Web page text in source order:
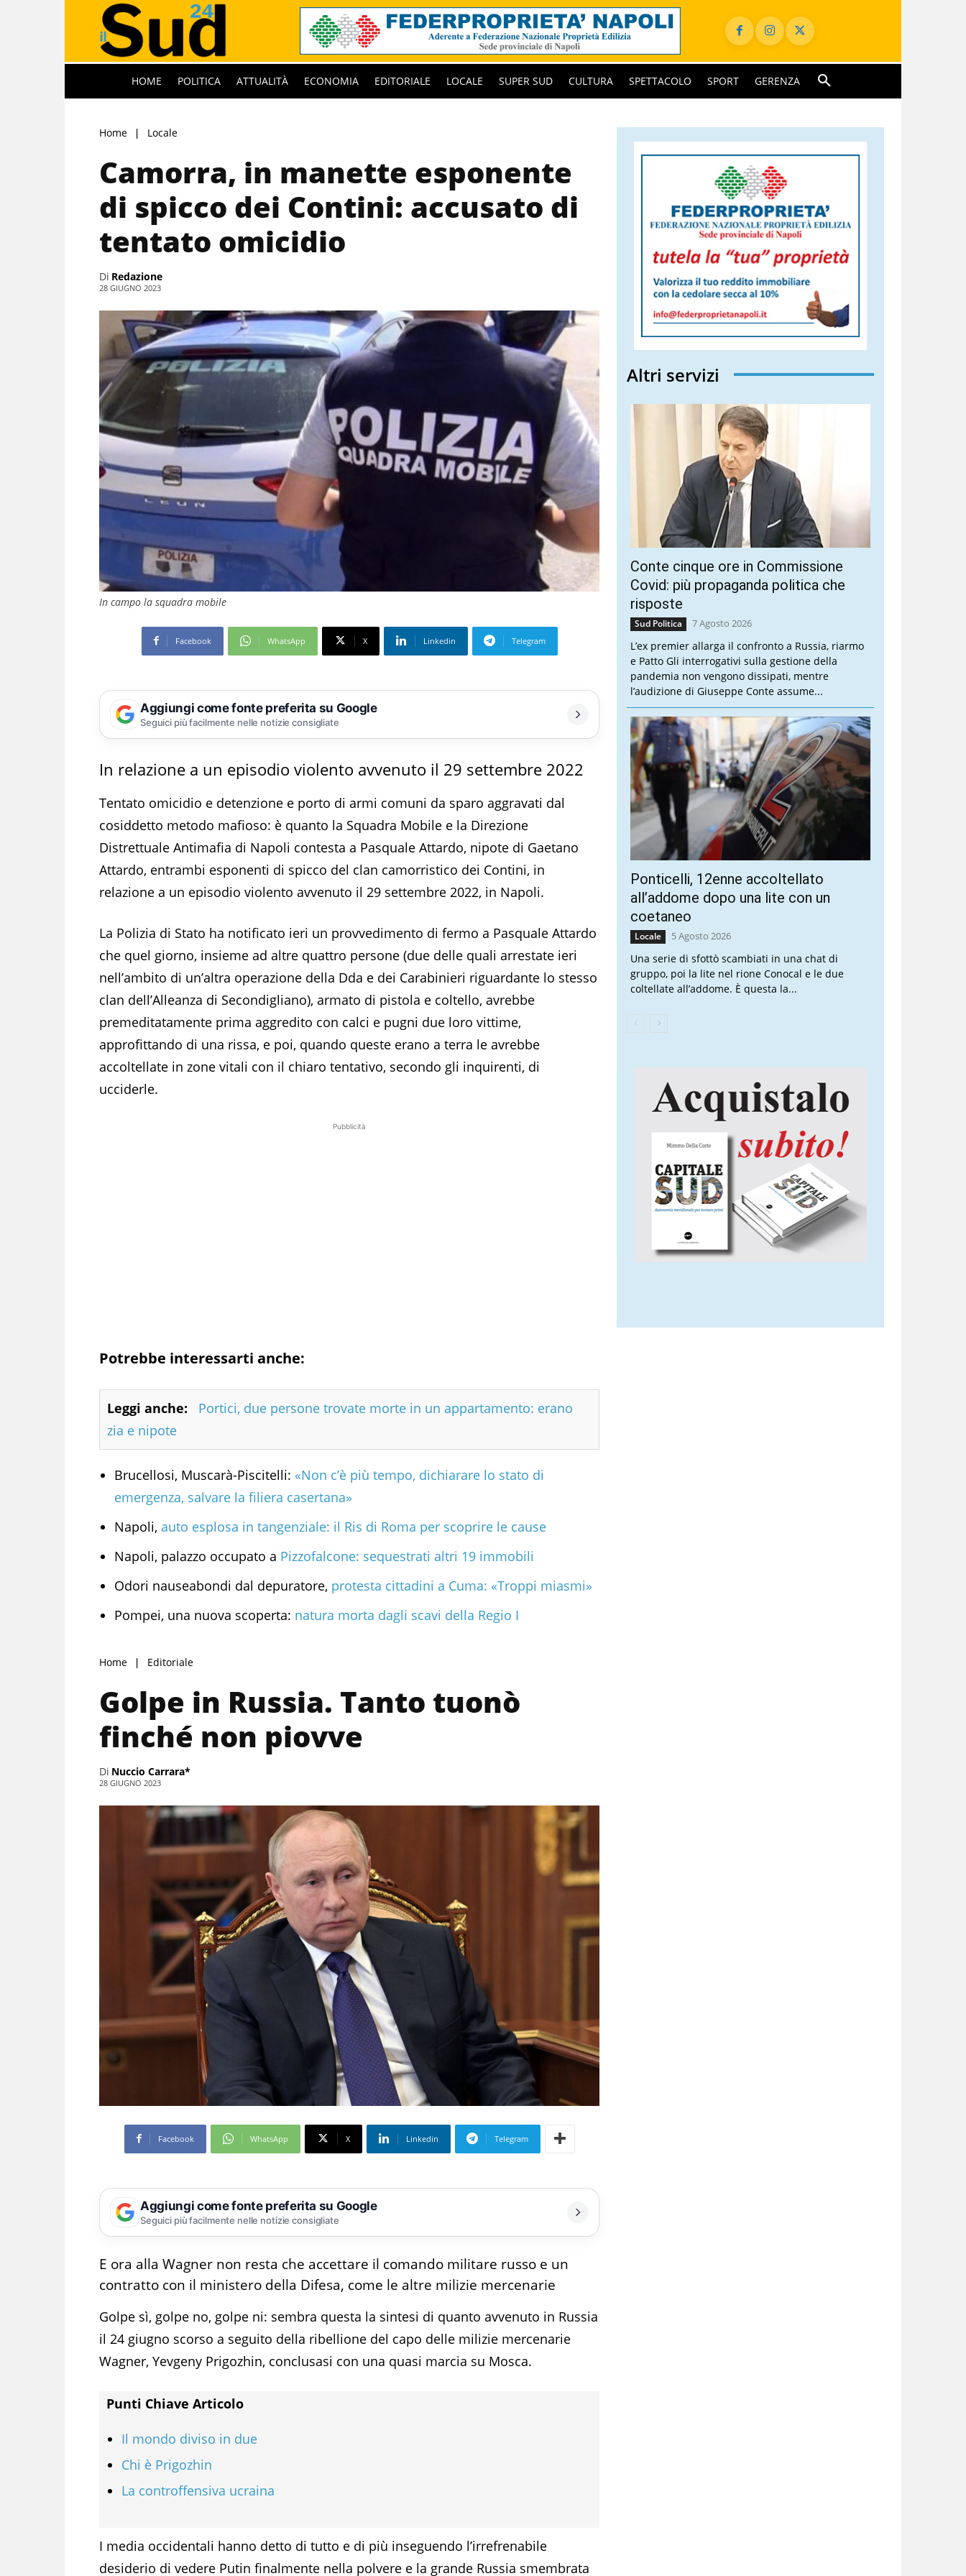
HOME POLITICA ATTUALITÀ ECONOMIA EDITORIALE LOCALE SUPER SUD CULTURA SPETTACOLO SPORT GERENZA
Home Locale
Camorra, in manette esponente
di spicco dei Contini: accusato di
tentato omicidio
Di Redazione
28 GIUGNO 2023
In campo la squadra mobile
Facebook WhatsApp X Linkedin Telegram
Aggiungi come fonte preferita su Google
Seguici più facilmente nelle notizie consigliate
In relazione a un episodio violento avvenuto il 29 settembre 2022
Tentato omicidio e detenzione e porto di armi comuni da sparo aggravati dal
cosiddetto metodo mafioso: è quanto la Squadra Mobile e la Direzione
Distrettuale Antimafia di Napoli contesta a Pasquale Attardo, nipote di Gaetano
Attardo, entrambi esponenti di spicco del clan camorristico dei Contini, in
relazione a un episodio violento avvenuto il 29 settembre 2022, in Napoli.
La Polizia di Stato ha notificato ieri un provvedimento di fermo a Pasquale Attardo
che quel giorno, insieme ad altre quattro persone (due delle quali arrestate ieri
nell’ambito di un’altra operazione della Dda e dei Carabinieri riguardante lo stesso
clan dell’Alleanza di Secondigliano), armato di pistola e coltello, avrebbe
premeditatamente prima aggredito con calci e pugni due loro vittime,
approfittando di una rissa, e poi, quando queste erano a terra le avrebbe
accoltellate in zone vitali con il chiaro tentativo, secondo gli inquirenti, di
ucciderle.
Pubblicità
Potrebbe interessarti anche:
Leggi anche:
Portici, due persone trovate morte in un appartamento: erano
zia e nipote
Brucellosi, Muscarà-Piscitelli: «Non c’è più tempo, dichiarare lo stato di
emergenza, salvare la filiera casertana»
Napoli, auto esplosa in tangenziale: il Ris di Roma per scoprire le cause
Napoli, palazzo occupato a Pizzofalcone: sequestrati altri 19 immobili
Odori nauseabondi dal depuratore, protesta cittadini a Cuma: «Troppi miasmi»
Pompei, una nuova scoperta: natura morta dagli scavi della Regio I
Home Editoriale
Golpe in Russia. Tanto tuonò
finché non piovve
Di Nuccio Carrara*
28 GIUGNO 2023
Facebook WhatsApp X Linkedin Telegram
Aggiungi come fonte preferita su Google
Seguici più facilmente nelle notizie consigliate
E ora alla Wagner non resta che accettare il comando militare russo e un
contratto con il ministero della Difesa, come le altre milizie mercenarie
Golpe sì, golpe no, golpe ni: sembra questa la sintesi di quanto avvenuto in Russia
il 24 giugno scorso a seguito della ribellione del capo delle milizie mercenarie
Wagner, Yevgeny Prigozhin, conclusasi con una quasi marcia su Mosca.
Punti Chiave Articolo
Il mondo diviso in due
Chi è Prigozhin
La controffensiva ucraina
I media occidentali hanno detto di tutto e di più inseguendo l’irrefrenabile
desiderio di vedere Putin finalmente nella polvere e la grande Russia smembrata
Altri servizi
Conte cinque ore in Commissione
Covid: più propaganda politica che
risposte
Sud Politica 7 Agosto 2026
L’ex premier allarga il confronto a Russia, riarmo
e Patto Gli interrogativi sulla gestione della
pandemia non vengono dissipati, mentre
l’audizione di Giuseppe Conte assume...
Ponticelli, 12enne accoltellato
all’addome dopo una lite con un
coetaneo
Locale 5 Agosto 2026
Una serie di sfottò scambiati in una chat di
gruppo, poi la lite nel rione Conocal e le due
coltellate all’addome. È questa la...